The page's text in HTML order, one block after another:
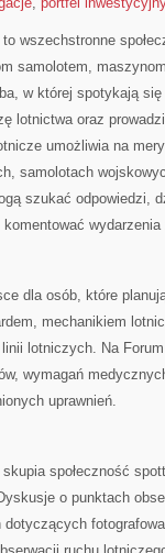
wszechstronne
samolotem,
w której spotykają
lotnictwa oraz
umożliwia na
samolotach
szukać odpowiedzi,
wydarzenia
dla osób, które
mechanikiem
lotniczych. Na
wymagań
uprawnień.
skupia społeczność
o punktach
dotyczących